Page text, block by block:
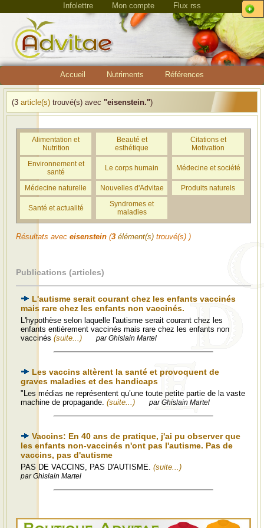
Infolettre Mon compte Flux rss
Accueil Nutriments Références
(3 article(s) trouvé(s) avec "eisenstein.")
Alimentation et
Nutrition
Beauté et
esthétique
Citations et
Motivation
Environnement et
santé
Le corps humain Médecine et société
Médecine naturelle Nouvelles d'Advitae Produits naturels
Santé et actualité
Syndromes et
maladies
Résultats avec eisenstein (3 élément(s) trouvé(s) )
Publications (articles)
L'autisme serait courant chez les enfants vaccinés
mais rare chez les enfants non vaccinés.
L'hypothèse selon laquelle l'autisme serait courant chez les
enfants entièrement vaccinés mais rare chez les enfants non
vaccinés (suite...) par Ghislain Martel
Les vaccins altèrent la santé et provoquent de
graves maladies et des handicaps
"Les médias ne représentent qu’une toute petite partie de la vaste
machine de propagande. (suite...) par Ghislain Martel
Vaccins: En 40 ans de pratique, j'ai pu observer que
les enfants non-vaccinés n'ont pas l'autisme. Pas de
vaccins, pas d'autisme
PAS DE VACCINS, PAS D'AUTISME. (suite...)
par Ghislain Martel